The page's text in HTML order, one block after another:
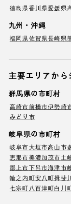
徳島県香川県愛媛県
九州・沖縄
福岡県佐賀県長崎県
主要エリアから
群馬県の市町村
高崎市前橋市伊勢崎
みどり市
岐阜県の市町村
岐阜市大垣市高山市
恵那市美濃加茂市土
郡上市下呂市海津市
輪之内町安八町揖斐
七宗町 八百津町白川